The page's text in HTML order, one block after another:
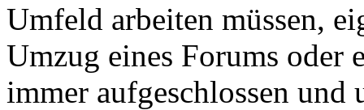
Umfeld arbeiten müssen,
Umzug eines Forums oder
immer aufgeschlossen und